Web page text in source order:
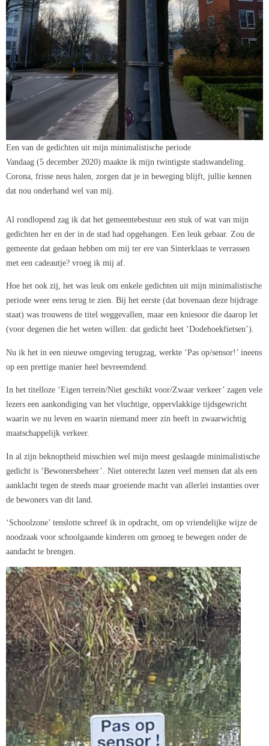
Een van de gedichten uit mijn minimalistische periode
Vandaag (5 december 2020) maakte ik mijn twintigste stadswandeling.
Corona, frisse neus halen, zorgen dat je in beweging blijft, jullie kennen
dat nou onderhand wel van mij.
Al rondlopend zag ik dat het gemeentebestuur een stuk of wat van mijn
gedichten her en der in de stad had opgehangen. Een leuk gebaar. Zou de
gemeente dat gedaan hebben om mij ter ere van Sinterklaas te verrassen
met een cadeautje? vroeg ik mij af.
Hoe het ook zij, het was leuk om enkele gedichten uit mijn minimalistische
periode weer eens terug te zien. Bij het eerste (dat bovenaan deze bijdrage
staat) was trouwens de titel weggevallen, maar een kniesoor die daarop let
(voor degenen die het weten willen: dat gedicht heet ‘Dodehoekfietsen’).
Nu ik het in een nieuwe omgeving terugzag, werkte ‘Pas op/sensor!’ ineens
op een prettige manier heel bevreemdend.
In het titelloze ‘Eigen terrein/Niet geschikt voor/Zwaar verkeer’ zagen vele
lezers een aankondiging van het vluchtige, oppervlakkige tijdsgewricht
waarin we nu leven en waarin niemand meer zin heeft in zwaarwichtig
maatschappelijk verkeer.
In al zijn beknoptheid misschien wel mijn meest geslaagde minimalistische
gedicht is ‘Bewonersbeheer’. Niet onterecht lazen veel mensen dat als een
aanklacht tegen de steeds maar groeiende macht van allerlei instanties over
de bewoners van dit land.
‘Schoolzone’ tenslotte schreef ik in opdracht, om op vriendelijke wijze de
noodzaak voor schoolgaande kinderen om genoeg te bewegen onder de
aandacht te brengen.